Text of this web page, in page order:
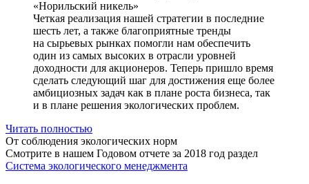
«Норильский никель»
Четкая реализация нашей стратегии в последние
шесть лет, а также благоприятные тренды
на сырьевых рынках помогли нам обеспечить
один из самых высоких в отрасли уровней
доходности для акционеров. Теперь пришло время
сделать следующий шаг для достижения еще более
амбициозных задач как в плане роста бизнеса, так
и в плане решения экологических проблем.
Читать полностью
От соблюдения экологических норм
Смотрите в нашем Годовом отчете за 2018 год раздел
Система экологического менеджмента